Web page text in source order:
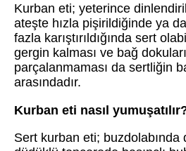
Kurban eti; yeterince
ateşte hızla pişirildiğinde ya
fazla karıştırıldığında sert
gergin kalması ve bağ
parçalanmaması da sertliğin
arasındadır.
Kurban eti nasıl
Sert kurban eti; buzdolabında